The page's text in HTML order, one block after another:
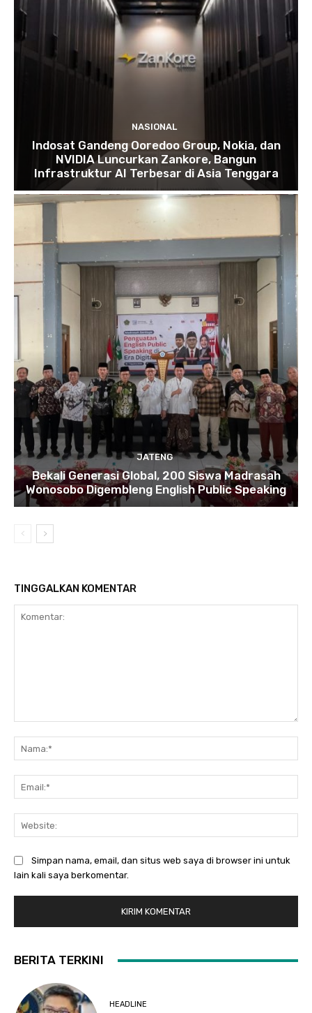
NASIONAL
Indosat Gandeng Ooredoo Group, Nokia, dan
NVIDIA Luncurkan Zankore, Bangun
Infrastruktur AI Terbesar di Asia Tenggara
JATENG
Bekali Generasi Global, 200 Siswa Madrasah
Wonosobo Digembleng English Public Speaking
TINGGALKAN KOMENTAR
Simpan nama, email, dan situs web saya di browser ini untuk
lain kali saya berkomentar.
BERITA TERKINI
HEADLINE